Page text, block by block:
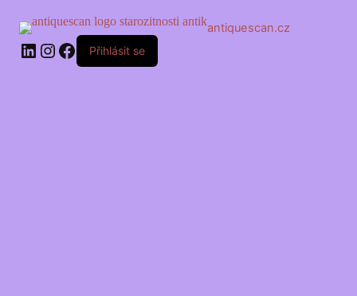
content
antiquescan.cz
LinkedIn
Instagram
Facebook
Přihlásit se